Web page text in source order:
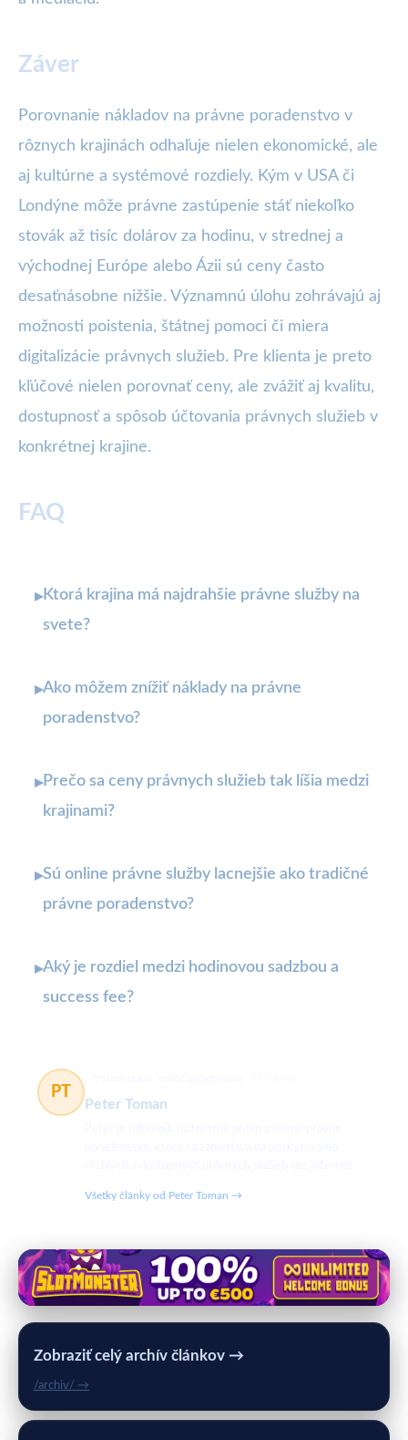
Záver
Porovnanie nákladov na právne poradenstvo v
rôznych krajinách odhaľuje nielen ekonomické, ale
aj kultúrne a systémové rozdiely. Kým v USA či
Londýne môže právne zastúpenie stáť niekoľko
stovák až tisíc dolárov za hodinu, v strednej a
východnej Európe alebo Ázii sú ceny často
desaťnásobne nižšie. Významnú úlohu zohrávajú aj
možnosti poistenia, štátnej pomoci či miera
digitalizácie právnych služieb. Pre klienta je preto
kľúčové nielen porovnať ceny, ale zvážiť aj kvalitu,
dostupnosť a spôsob účtovania právnych služieb v
konkrétnej krajine.
FAQ
▸Ktorá krajina má najdrahšie právne služby na
svete?
▸Ako môžem znížiť náklady na právne
poradenstvo?
▸Prečo sa ceny právnych služieb tak líšia medzi
krajinami?
▸Sú online právne služby lacnejšie ako tradičné
právne poradenstvo?
▸Aký je rozdiel medzi hodinovou sadzbou a
success fee?
PT
Peter Toman
Všetky články od Peter Toman →
Zobraziť celý archív článkov →
/archiv/ →